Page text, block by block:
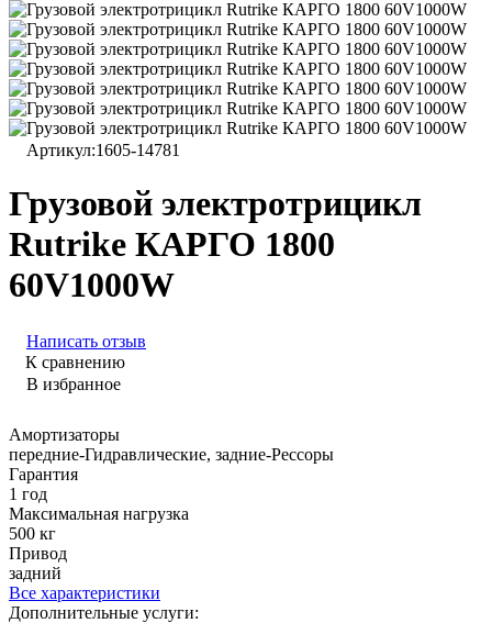
Артикул:1605-14781
Грузовой электротрицикл
Rutrike КАРГО 1800
60V1000W
Написать отзыв
К сравнению
В избранное
Амортизаторы
передние-Гидравлические, задние-Рессоры
Гарантия
1 год
Максимальная нагрузка
500 кг
Привод
задний
Все характеристики
Дополнительные услуги: